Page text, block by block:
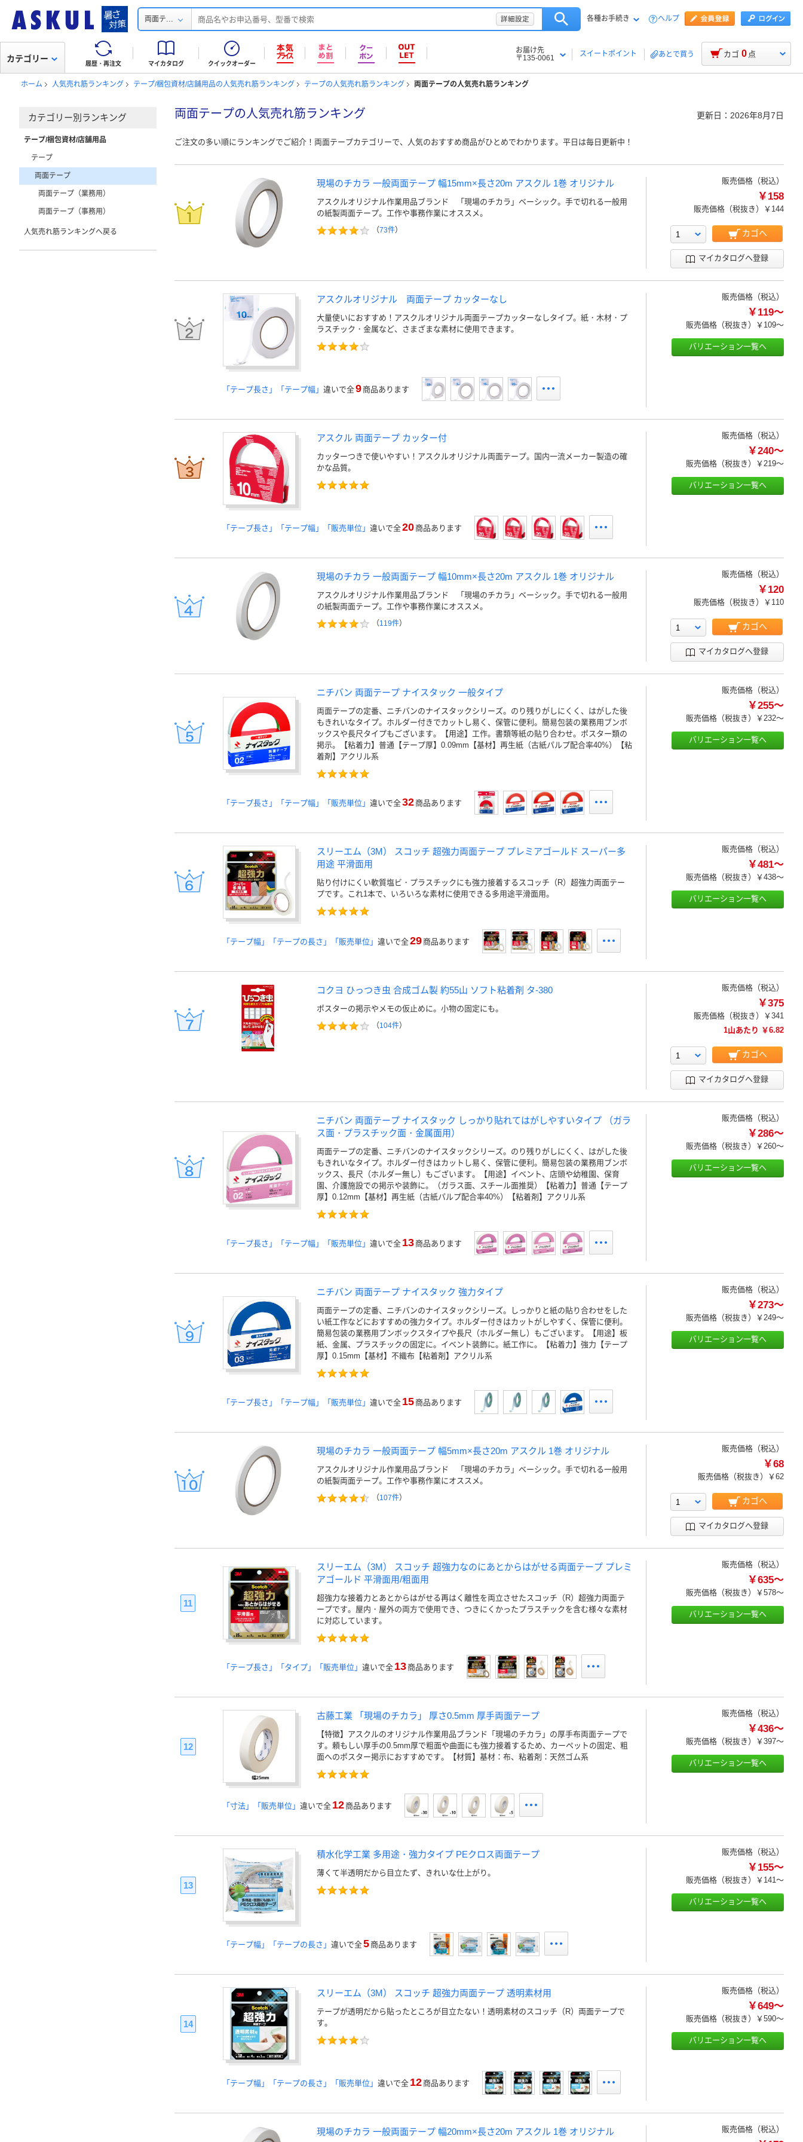
両面テ... 詳細設定 各種お手続き ヘルプ
履歴・再注文 マイカタログ クイックオーダー
お届け先
〒135-0061
スイートポイント あとで買う
カテゴリー カゴ 0 点
ホーム 人気売れ筋ランキング テープ/梱包資材/店舗用品の人気売れ筋ランキング テープの人気売れ筋ランキング 両面テープの人気売れ筋ランキング
両面テープの人気売れ筋ランキング 更新日： 2026年8月7日
ご注文の多い順にランキングでご紹介！両面テープカテゴリーで、人気のおすすめ商品がひとめでわかります。平日は毎日更新中！
現場のチカラ 一般両面テープ 幅15mm×長さ20m アスクル 1巻 オリジナル
アスクルオリジナル作業用品ブランド 「現場のチカラ」ベーシック。手で切れる一般用
の紙製両面テープ。工作や事務作業にオススメ。
（73件）
販売価格（税込）
￥158
販売価格（税抜き） ￥144
カゴへ
マイカタログへ登録
アスクルオリジナル 両面テープ カッターなし
大量使いにおすすめ！アスクルオリジナル両面テープカッターなしタイプ。紙・木材・プ
ラスチック・金属など、さまざまな素材に使用できます。
「テープ長さ」「テープ幅」 違いで全9 商品あります
販売価格（税込）
￥119～
販売価格（税抜き） ￥109～
バリエーション一覧へ
アスクル 両面テープ カッター付
カッターつきで使いやすい！アスクルオリジナル両面テープ。国内一流メーカー製造の確
かな品質。
「テープ長さ」「テープ幅」「販売単位」 違いで全20 商品あります
販売価格（税込）
￥240～
販売価格（税抜き） ￥219～
バリエーション一覧へ
現場のチカラ 一般両面テープ 幅10mm×長さ20m アスクル 1巻 オリジナル
アスクルオリジナル作業用品ブランド 「現場のチカラ」ベーシック。手で切れる一般用
の紙製両面テープ。工作や事務作業にオススメ。
（119件）
販売価格（税込）
￥120
販売価格（税抜き） ￥110
カゴへ
マイカタログへ登録
ニチバン 両面テープ ナイスタック 一般タイプ
両面テープの定番、ニチバンのナイスタックシリーズ。のり残りがしにくく、はがした後
もきれいなタイプ。ホルダー付きでカットし易く、保管に便利。簡易包装の業務用ブンボ
ックスや長尺タイプもございます。【用途】工作。書類等紙の貼り合わせ。ポスター類の
掲示。【粘着力】普通【テープ厚】0.09mm【基材】再生紙（古紙パルプ配合率40%）【粘
着剤】アクリル系
「テープ長さ」「テープ幅」「販売単位」 違いで全32 商品あります
販売価格（税込）
￥255～
販売価格（税抜き） ￥232～
バリエーション一覧へ
スリーエム（3M） スコッチ 超強力両面テープ プレミアゴールド スーパー多
用途 平滑面用
貼り付けにくい軟質塩ビ・プラスチックにも強力接着するスコッチ（R）超強力両面テー
プです。これ1本で、いろいろな素材に使用できる多用途平滑面用。
「テープ幅」「テープの長さ」「販売単位」 違いで全29 商品あります
販売価格（税込）
￥481～
販売価格（税抜き） ￥438～
バリエーション一覧へ
コクヨ ひっつき虫 合成ゴム製 約55山 ソフト粘着剤 タ-380
ポスターの掲示やメモの仮止めに。小物の固定にも。
（104件）
販売価格（税込）
￥375
販売価格（税抜き）
￥341
1山あたり ￥6.82
カゴへ
マイカタログへ登録
ニチバン 両面テープ ナイスタック しっかり貼れてはがしやすいタイプ （ガラ
ス面・プラスチック面・金属面用）
両面テープの定番、ニチバンのナイスタックシリーズ。のり残りがしにくく、はがした後
もきれいなタイプ。ホルダー付きはカットし易く、保管に便利。簡易包装の業務用ブンボ
ックス、長尺（ホルダー無し）もございます。【用途】イベント、店頭や幼稚園、保育
園、介護施設での掲示や装飾に。（ガラス面、スチール面推奨）【粘着力】普通【テープ
厚】0.12mm【基材】再生紙（古紙パルプ配合率40%）【粘着剤】アクリル系
「テープ長さ」「テープ幅」「販売単位」 違いで全 13 商品あります
販売価格（税込）
￥286～
販売価格（税抜き） ￥260～
バリエーション一覧へ
ニチバン 両面テープ ナイスタック 強力タイプ
両面テープの定番、ニチバンのナイスタックシリーズ。しっかりと紙の貼り合わせをした
い紙工作などにおすすめの強力タイプ。ホルダー付きはカットがしやすく、保管に便利。
簡易包装の業務用ブンボックスタイプや長尺（ホルダー無し）もございます。【用途】板
紙、金属、プラスチックの固定に。イベント装飾に。紙工作に。【粘着力】強力【テープ
厚】0.15mm【基材】不織布【粘着剤】アクリル系
「テープ長さ」「テープ幅」「販売単位」 違いで全 15 商品あります
販売価格（税込）
￥273～
販売価格（税抜き） ￥249～
バリエーション一覧へ
現場のチカラ 一般両面テープ 幅5mm×長さ20m アスクル 1巻 オリジナル
アスクルオリジナル作業用品ブランド 「現場のチカラ」ベーシック。手で切れる一般用
の紙製両面テープ。工作や事務作業にオススメ。
（107件）
販売価格（税込）
￥68
販売価格（税抜き） ￥62
カゴへ
マイカタログへ登録
11
スリーエム（3M） スコッチ 超強力なのにあとからはがせる両面テープ プレミ
アゴールド 平滑面用/粗面用
超強力な接着力とあとからはがせる再はく離性を両立させたスコッチ（R）超強力両面テ
ープです。屋内・屋外の両方で使用でき、つきにくかったプラスチックを含む様々な素材
に対応しています。
「テープ長さ」「タイプ」「販売単位」 違いで全 13 商品あります
販売価格（税込）
￥635～
販売価格（税抜き） ￥578～
バリエーション一覧へ
12
古藤工業 「現場のチカラ」 厚さ0.5mm 厚手両面テープ
【特徴】アスクルのオリジナル作業用品ブランド「現場のチカラ」の厚手布両面テープで
す。頼もしい厚手の0.5mm厚で粗面や曲面にも強力接着するため、カーペットの固定、粗
面へのポスター掲示におすすめです。【材質】基材：布、粘着剤：天然ゴム系
「寸法」「販売単位」 違いで全 12 商品あります
販売価格（税込）
￥436～
販売価格（税抜き） ￥397～
バリエーション一覧へ
13
積水化学工業 多用途・強力タイプ PEクロス両面テープ
薄くて半透明だから目立たず、きれいな仕上がり。
「テープ幅」「テープの長さ」 違いで全5 商品あります
販売価格（税込）
￥155～
販売価格（税抜き） ￥141～
バリエーション一覧へ
14
スリーエム（3M） スコッチ 超強力両面テープ 透明素材用
テープが透明だから貼ったところが目立たない！透明素材のスコッチ（R）両面テープで
す。
「テープ幅」「テープの長さ」「販売単位」 違いで全 12 商品あります
販売価格（税込）
￥649～
販売価格（税抜き） ￥590～
バリエーション一覧へ
現場のチカラ 一般両面テープ 幅20mm×長さ20m アスクル 1巻 オリジナル 販売価格（税込）
カテゴリー別ランキング
テープ/梱包資材/店舗用品
テープ
両面テープ
両面テープ（業務用）
両面テープ（事務用）
人気売れ筋ランキングへ戻る